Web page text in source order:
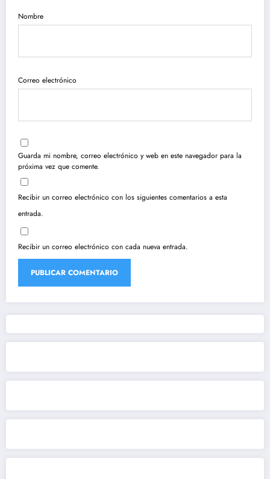
Nombre
Correo electrónico
Guarda mi nombre, correo electrónico y web en este navegador para la
próxima vez que comente.
Recibir un correo electrónico con los siguientes comentarios a esta
entrada.
Recibir un correo electrónico con cada nueva entrada.